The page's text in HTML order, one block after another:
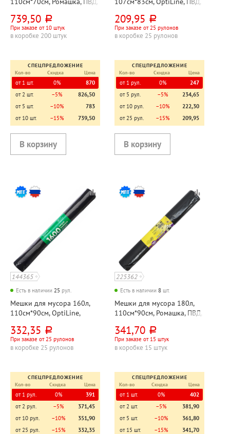
пластах
739,50 руб.
При заказе от 10 штук
в коробке 200 штук
СПЕЦПРЕДЛОЖЕНИЕ
Кол-во
Скидка Цена
от 1 шт. 0%
870
от 2 шт.
−5%
826,50
от 5 шт.
−10%
783
от 10 шт.
−15% 739,50
209,95 руб.
При заказе от 25 рулонов
в коробке 25 рулонов
СПЕЦПРЕДЛОЖЕНИЕ
Кол-во
Скидка Цена
от 1 рул. 0%
247
от 5 рул.
−5%
234,65
от 10 рул.
−10%
222,30
от 25 рул.
−15% 209,95
144365
Есть в наличии 25 рул.
Мешки для мусора 160л,
110см*90см, OptiLine,
черные, 10шт, рул, особо
прочные
332,35 руб.
При заказе от 25 рулонов
в коробке 25 рулонов
СПЕЦПРЕДЛОЖЕНИЕ
Кол-во
Скидка Цена
от 1 рул. 0%
391
от 2 рул.
−5%
371,45
от 10 рул.
−10%
351,90
от 25 рул.
−15% 332,35
225362
Есть в наличии 8 шт.
Мешки для мусора 180л,
110см*90см, Ромашка, ПВД,
341,70 руб.
При заказе от 15 штук
в коробке 15 штук
СПЕЦПРЕДЛОЖЕНИЕ
Кол-во
Скидка Цена
от 1 шт. 0%
402
от 2 шт.
−5%
381,90
от 5 шт.
−10%
361,80
от 15 шт.
−15% 341,70